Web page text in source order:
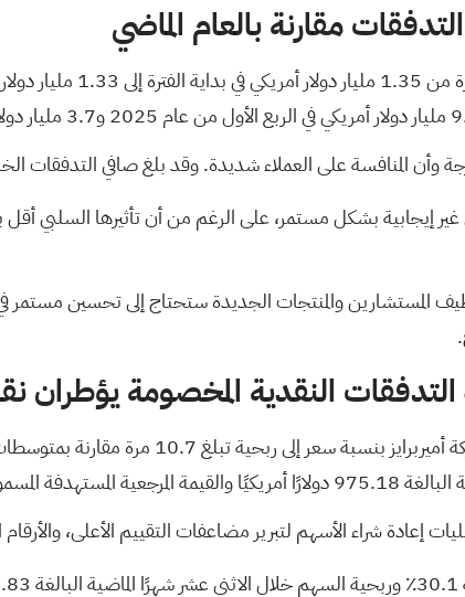
مقارنة بالعام الماضي
على العملاء شديدة. وقد بلغ صافي التدفقات الخارجة هذا الربع 178
المستشارين والمنتجات الجديدة ستحتاج إلى تحسين مستمر
النقدية المخصومة يؤطران
دولارًا أمريكيًا.
إعادة شراء الأسهم لتبرير مضاعفات التقييم الأعلى، والأرقام